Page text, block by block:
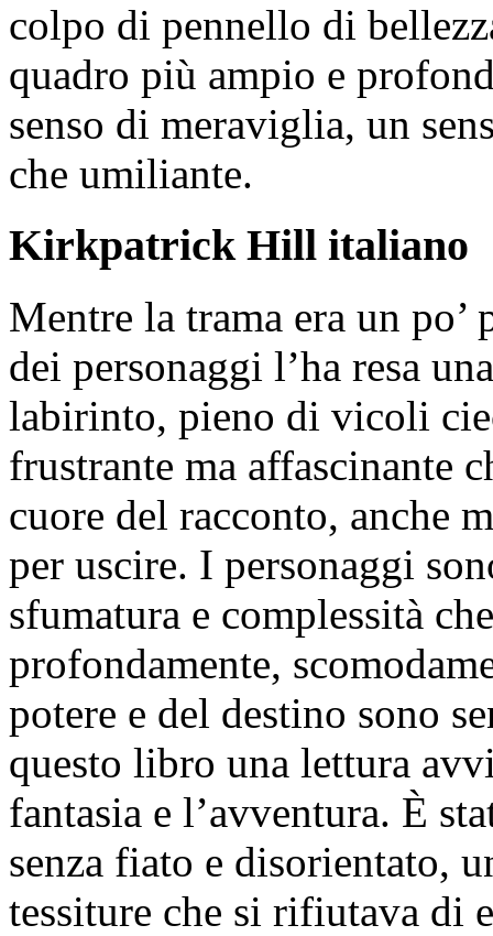
colpo di pennello di
quadro più ampio e
senso di meraviglia, un
che umiliante.
Kirkpatrick Hill italiano
Mentre la trama era un
dei personaggi l’ha resa
labirinto, pieno di vicoli
frustrante ma affascinante
cuore del racconto, anche
per uscire. I personaggi
sfumatura e complessità
profondamente,
potere e del destino sono
questo libro una lettura
fantasia e l’avventura. È
senza fiato e disorientato,
tessiture che si rifiutava di